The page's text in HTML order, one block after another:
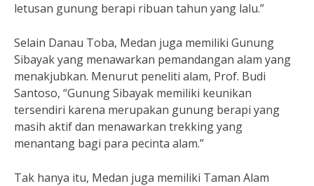
letusan gunung berapi ribuan tahun yang lalu.”
Selain Danau Toba, Medan juga memiliki Gunung
Sibayak yang menawarkan pemandangan alam yang
menakjubkan. Menurut peneliti alam, Prof. Budi
Santoso, “Gunung Sibayak memiliki keunikan
tersendiri karena merupakan gunung berapi yang
masih aktif dan menawarkan trekking yang
menantang bagi para pecinta alam.”
Tak hanya itu, Medan juga memiliki Taman Alam